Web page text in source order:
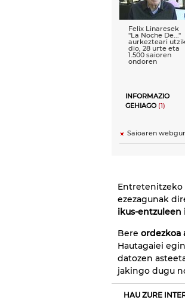
Felix Linaresek
''La Noche De...''
aurkezteari
dio, 28 urte eta
1.500 saioren
ondoren
INFORMAZIO
GEHIAGO(1)
Saioaren
Entretenitzeko
ezezagunak
ikus-entzuleen
Bere ordezkoa
Hautagaiei
datozen
jakingo dugu
HAU ZURE